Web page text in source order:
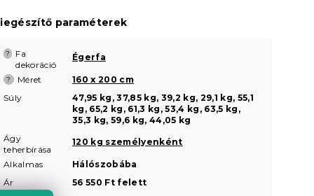
paraméterek
?
Fa
dekoráció
Égerfa
? Méret
160 x 200 cm
Súly
47,95 kg, 37,85 kg, 39,2 kg, 29,1 kg, 55,1
kg, 65,2 kg, 61,3 kg, 53,4 kg, 63,5 kg,
35,3 kg, 59,6 kg, 44,05 kg
Ágy
teherbírása
120 kg személyenként
Alkalmas
Hálószobába
Ár
56 550 Ft felett